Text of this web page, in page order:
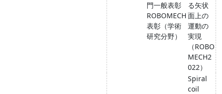
門一般表彰
ROBOMECH
表彰（学術
研究分野）
る矢状
面上の
運動の
実現
（ROBO
MECH2
022）
Spiral
coil